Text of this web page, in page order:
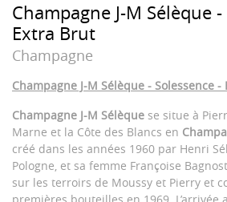
Champagne J-M Sélèque
Extra Brut
Champagne
Champagne J-M Sélèque - Solessence -
Champagne J-M Sélèque se situe à
Marne et la Côte des Blancs en
créé dans les années 1960 par Henri
Pologne, et sa femme Françoise
sur les terroirs de Moussy et Pierry et